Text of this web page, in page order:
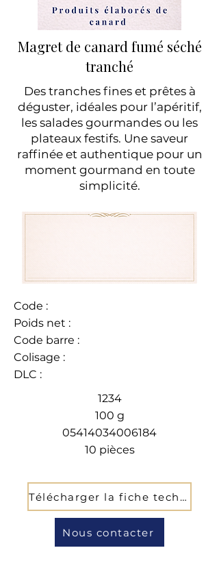
Magret de canard fumé séché
tranché
Des tranches fines et prêtes à
déguster, idéales pour l’apéritif,
les salades gourmandes ou les
plateaux festifs. Une saveur
raffinée et authentique pour un
moment gourmand en toute
simplicité.
Code :
Poids net :
Code barre :
Colisage :
DLC :
1234
100 g
05414034006184
10 pièces
Télécharger la fiche technique
Nous contacter